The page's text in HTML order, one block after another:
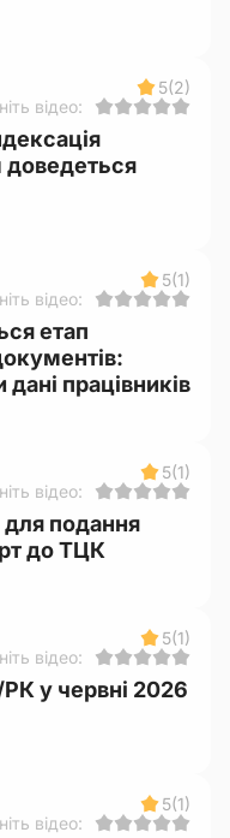
5(2)
відео:
доведеться
5(1)
відео:
етап
дані працівників
5(1)
відео:
подання
до ТЦК
5(1)
відео:
у червні 2026
5(1)
відео: